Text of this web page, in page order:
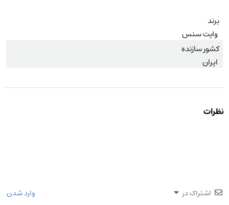
برند
وایت سنس
کشور سازنده
ایران
نظرات
اشتراک در وارد شدن